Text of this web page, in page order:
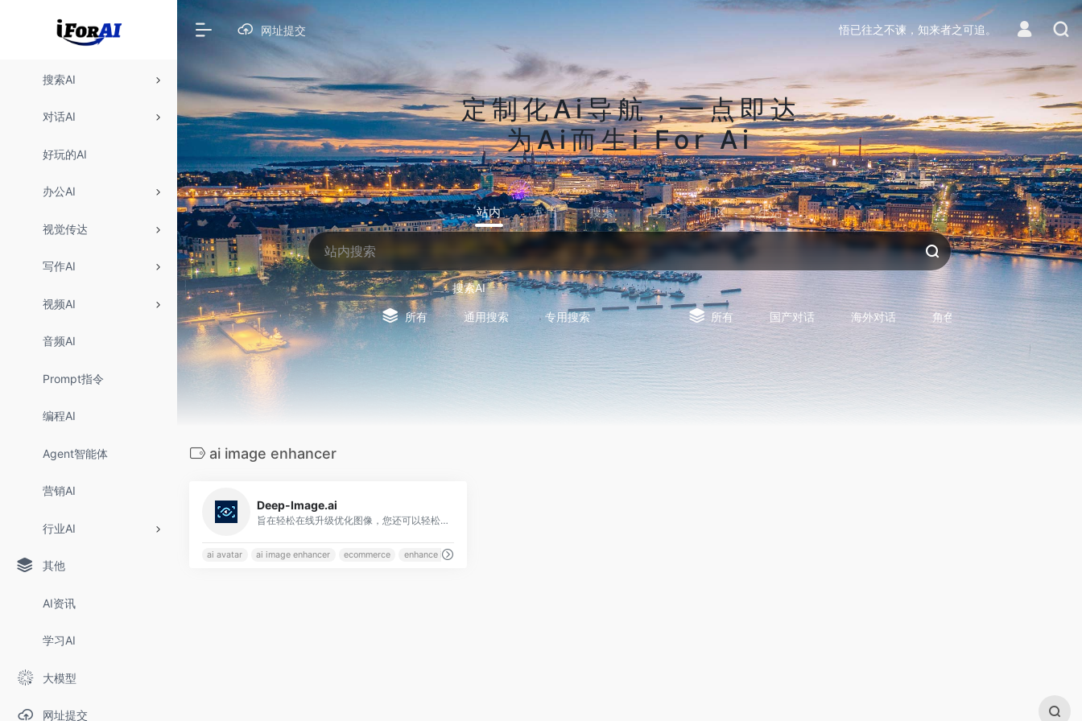
搜索AI
对话AI
好玩的AI
办公AI
视觉传达
写作AI
视频AI
音频AI
Prompt指令
编程AI
Agent智能体
营销AI
行业AI
其他
AI资讯
学习AI
大模型
网址提交
网址提交 悟已往之不谏，知来者之可追。
定制化Ai导航，一点即达
为Ai而生i For Ai
站内 常用 搜索 工具 社区 生活
搜索AI
所有 通用搜索 专用搜索
对话AI
所有 国产对话 海外对话 角色型对话 专用型对话
ai image enhancer
Deep-Image.ai
旨在轻松在线升级优化图像，您还可以轻松增强移动设备上的照片
ai avatar ai image enhancer ecommerce enhance image